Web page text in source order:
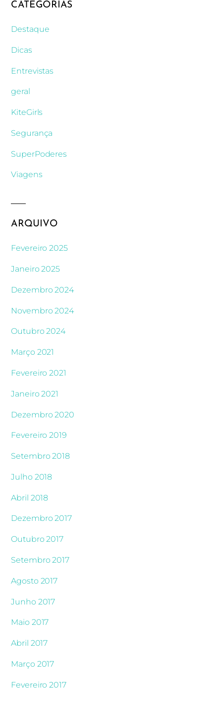
CATEGORIAS
Destaque
Dicas
Entrevistas
geral
KiteGirls
Segurança
SuperPoderes
Viagens
ARQUIVO
Fevereiro 2025
Janeiro 2025
Dezembro 2024
Novembro 2024
Outubro 2024
Março 2021
Fevereiro 2021
Janeiro 2021
Dezembro 2020
Fevereiro 2019
Setembro 2018
Julho 2018
Abril 2018
Dezembro 2017
Outubro 2017
Setembro 2017
Agosto 2017
Junho 2017
Maio 2017
Abril 2017
Março 2017
Fevereiro 2017